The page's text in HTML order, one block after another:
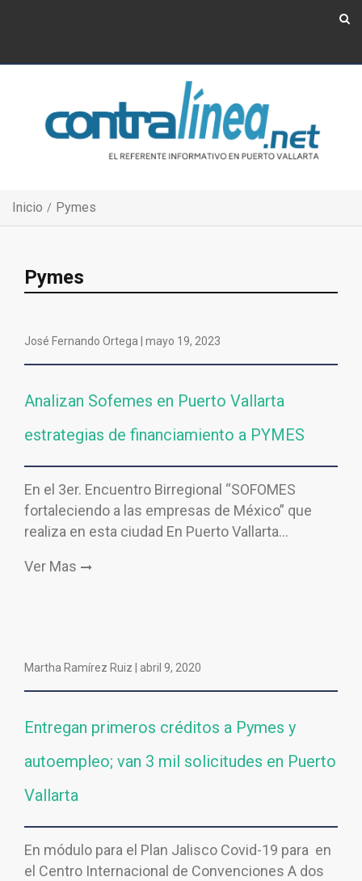
Inicio Pymes
Pymes
José Fernando Ortega | mayo 19, 2023
Analizan Sofemes en Puerto Vallarta
estrategias de financiamiento a PYMES
En el 3er. Encuentro Birregional “SOFOMES
fortaleciendo a las empresas de México” que
realiza en esta ciudad En Puerto Vallarta…
Ver Mas
Martha Ramírez Ruiz | abril 9, 2020
Entregan primeros créditos a Pymes y
autoempleo; van 3 mil solicitudes en Puerto
Vallarta
En módulo para el Plan Jalisco Covid-19 para en
el Centro Internacional de Convenciones A dos